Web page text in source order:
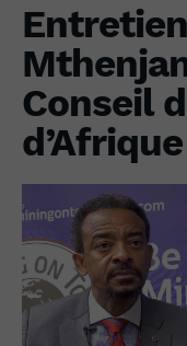
Conseil